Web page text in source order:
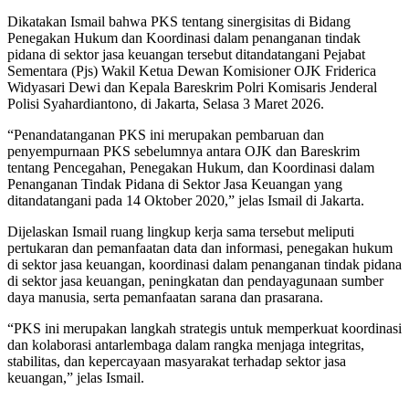
Dikatakan Ismail bahwa PKS tentang sinergisitas di Bidang
Penegakan Hukum dan Koordinasi dalam penanganan tindak
pidana di sektor jasa keuangan tersebut ditandatangani Pejabat
Sementara (Pjs) Wakil Ketua Dewan Komisioner OJK Friderica
Widyasari Dewi dan Kepala Bareskrim Polri Komisaris Jenderal
Polisi Syahardiantono, di Jakarta, Selasa 3 Maret 2026.
“Penandatanganan PKS ini merupakan pembaruan dan
penyempurnaan PKS sebelumnya antara OJK dan Bareskrim
tentang Pencegahan, Penegakan Hukum, dan Koordinasi dalam
Penanganan Tindak Pidana di Sektor Jasa Keuangan yang
ditandatangani pada 14 Oktober 2020,” jelas Ismail di Jakarta.
Dijelaskan Ismail ruang lingkup kerja sama tersebut meliputi
pertukaran dan pemanfaatan data dan informasi, penegakan hukum
di sektor jasa keuangan, koordinasi dalam penanganan tindak pidana
di sektor jasa keuangan, peningkatan dan pendayagunaan sumber
daya manusia, serta pemanfaatan sarana dan prasarana.
“PKS ini merupakan langkah strategis untuk memperkuat koordinasi
dan kolaborasi antarlembaga dalam rangka menjaga integritas,
stabilitas, dan kepercayaan masyarakat terhadap sektor jasa
keuangan,” jelas Ismail.